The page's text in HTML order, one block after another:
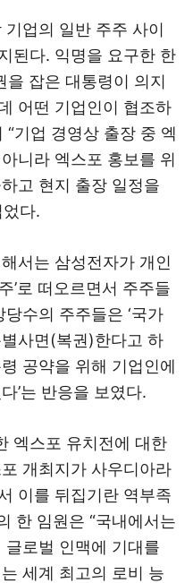
업의 일반 주주 사이
된다. 익명을 요구한 한
을 잡은 대통령이 의지
어떤 기업인이 협조하
“기업 경영상 출장 중 엑
니라 엑스포 홍보를 위
고 현지 출장 일정을
다.
서는 삼성전자가 개인
’로 떠오르면서 주주들
수의 주주들은 ‘국가
사면(복권)한다고 하
공약을 위해 기업인에
’는 반응을 보였다.
엑스포 유치전에 대한
개최지가 사우디아라
이를 뒤집기란 역부족
한 임원은 “국내에서는
로벌 인맥에 기대를
세계 최고의 로비 능